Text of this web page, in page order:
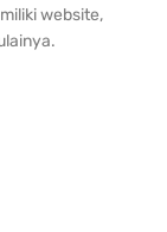
website,